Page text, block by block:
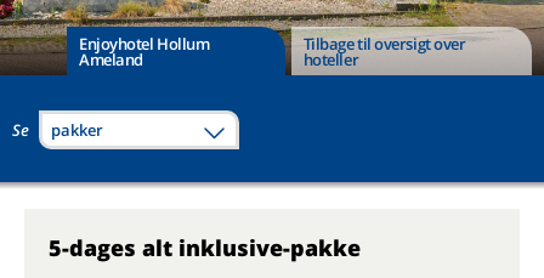
Enjoyhotel Hollum
Ameland
Tilbage til oversigt over
hoteller
Se pakker
5-dages alt inklusive-pakke